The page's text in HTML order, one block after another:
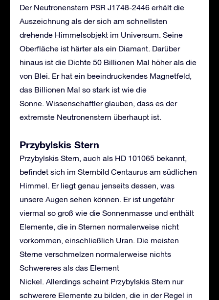
Der Neutronenstern PSR J1748-2446 erhält die
Auszeichnung als der sich am schnellsten
drehende Himmelsobjekt im Universum. Seine
Oberfläche ist härter als ein Diamant. Darüber
hinaus ist die Dichte 50 Billionen Mal höher als die
von Blei. Er hat ein beeindruckendes Magnetfeld,
das Billionen Mal so stark ist wie die
Sonne. Wissenschaftler glauben, dass es der
extremste Neutronenstern überhaupt ist.
Przybylskis Stern
Przybylskis Stern, auch als HD 101065 bekannt,
befindet sich im Sternbild Centaurus am südlichen
Himmel. Er liegt genau jenseits dessen, was
unsere Augen sehen können. Er ist ungefähr
viermal so groß wie die Sonnenmasse und enthält
Elemente, die in Sternen normalerweise nicht
vorkommen, einschließlich Uran. Die meisten
Sterne verschmelzen normalerweise nichts
Schwereres als das Element
Nickel. Allerdings scheint Przybylskis Stern nur
schwerere Elemente zu bilden, die in der Regel in